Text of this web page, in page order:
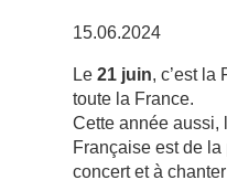
15.06.2024
Le 21 juin, c’est la
toute la France.
Cette année aussi,
Française est de
concert et à